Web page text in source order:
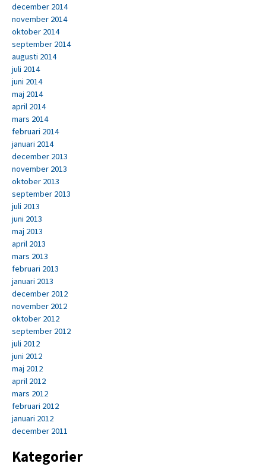
december 2014
november 2014
oktober 2014
september 2014
augusti 2014
juli 2014
juni 2014
maj 2014
april 2014
mars 2014
februari 2014
januari 2014
december 2013
november 2013
oktober 2013
september 2013
juli 2013
juni 2013
maj 2013
april 2013
mars 2013
februari 2013
januari 2013
december 2012
november 2012
oktober 2012
september 2012
juli 2012
juni 2012
maj 2012
april 2012
mars 2012
februari 2012
januari 2012
december 2011
Kategorier